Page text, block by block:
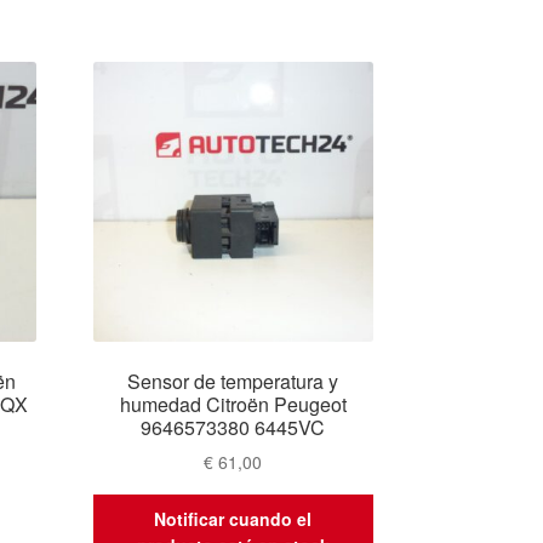
Sensor de temperatura y
humedad Citroën Peugeot
9646573380 6445VC
€ 61,00
Notificar cuando el